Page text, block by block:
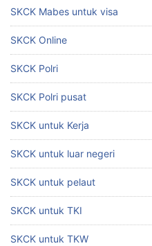
SKCK Mabes untuk visa
SKCK Online
SKCK Polri
SKCK Polri pusat
SKCK untuk Kerja
SKCK untuk luar negeri
SKCK untuk pelaut
SKCK untuk TKI
SKCK untuk TKW